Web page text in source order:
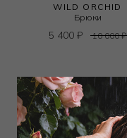
WILD ORCHID
Брюки
5 400 ₽ 10 000₽